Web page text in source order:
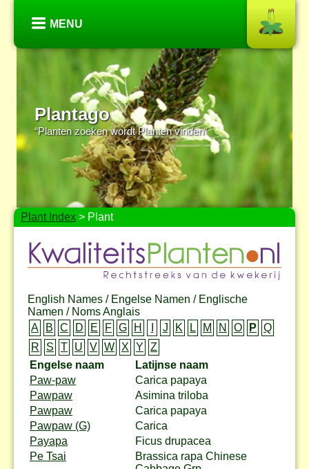
MENU
Plantago
“Planten zoeken wordt Planten vinden”
Plant Index > Plant
English Names / Engelse Namen / Englische
Namen / Noms Anglais
A
B C D E F G H J K L M N O P
Q
R
S T U V W X Y
Z
Engelse naam
Latijnse naam
Paw-paw
Carica papaya
Pawpaw
Asimina triloba
Pawpaw
Carica papaya
Pawpaw (G)
Carica
Payapa
Ficus drupacea
Pe Tsai
Brassica rapa Chinese